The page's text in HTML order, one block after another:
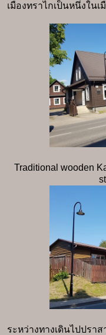
เมืองทราไกเป็นหนึ่งใน
Traditional wooden
ระหว่างทางเดินไปปรา